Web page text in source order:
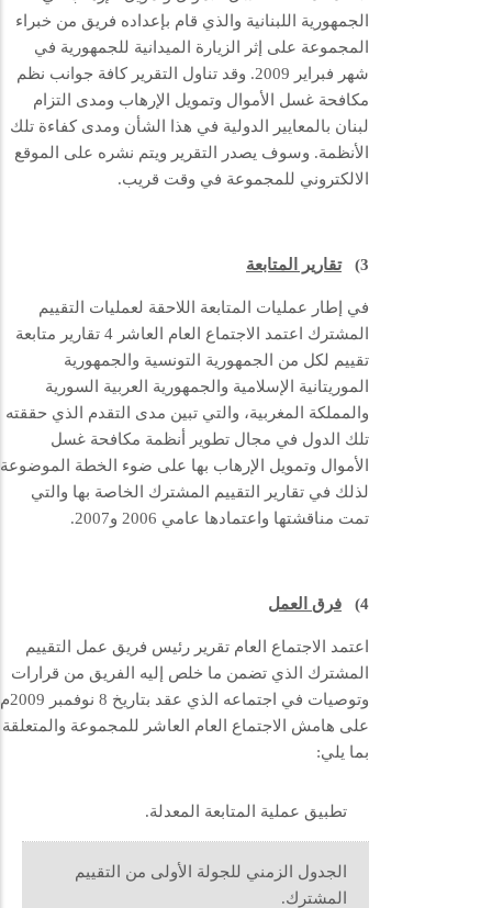
الجمهورية اللبنانية والذي قام بإعداده فريق من خبراء
المجموعة على إثر الزيارة الميدانية للجمهورية في
شهر فبراير 2009. وقد تناول التقرير كافة جوانب نظم
مكافحة غسل الأموال وتمويل الإرهاب ومدى التزام
لبنان بالمعايير الدولية في هذا الشأن ومدى كفاءة تلك
الأنظمة. وسوف يصدر التقرير ويتم نشره على الموقع
الالكتروني للمجموعة في وقت قريب.
3) تقارير المتابعة
في إطار عمليات المتابعة اللاحقة لعمليات التقييم
المشترك اعتمد الاجتماع العام العاشر 4 تقارير متابعة
تقييم لكل من الجمهورية التونسية والجمهورية
الموريتانية الإسلامية والجمهورية العربية السورية
والمملكة المغربية، والتي تبين مدى التقدم الذي حققته
تلك الدول في مجال تطوير أنظمة مكافحة غسل
الأموال وتمويل الإرهاب بها على ضوء الخطة الموضوعة
لذلك في تقارير التقييم المشترك الخاصة بها والتي
تمت مناقشتها واعتمادها عامي 2006 و2007.
4) فرق العمل
اعتمد الاجتماع العام تقرير رئيس فريق عمل التقييم
المشترك الذي تضمن ما خلص إليه الفريق من قرارات
وتوصيات في اجتماعه الذي عقد بتاريخ 8 نوفمبر 2009م
على هامش الاجتماع العام العاشر للمجموعة والمتعلقة
بما يلي:
تطبيق عملية المتابعة المعدلة.
الجدول الزمني للجولة الأولى من التقييم
المشترك.